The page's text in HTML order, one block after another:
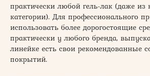
практически любой гель-лак (даже из
категории). Для профессионального
использовать более дорогостоящие
практически у любого бренда,
линейке есть свои рекомендованные
покрытий.